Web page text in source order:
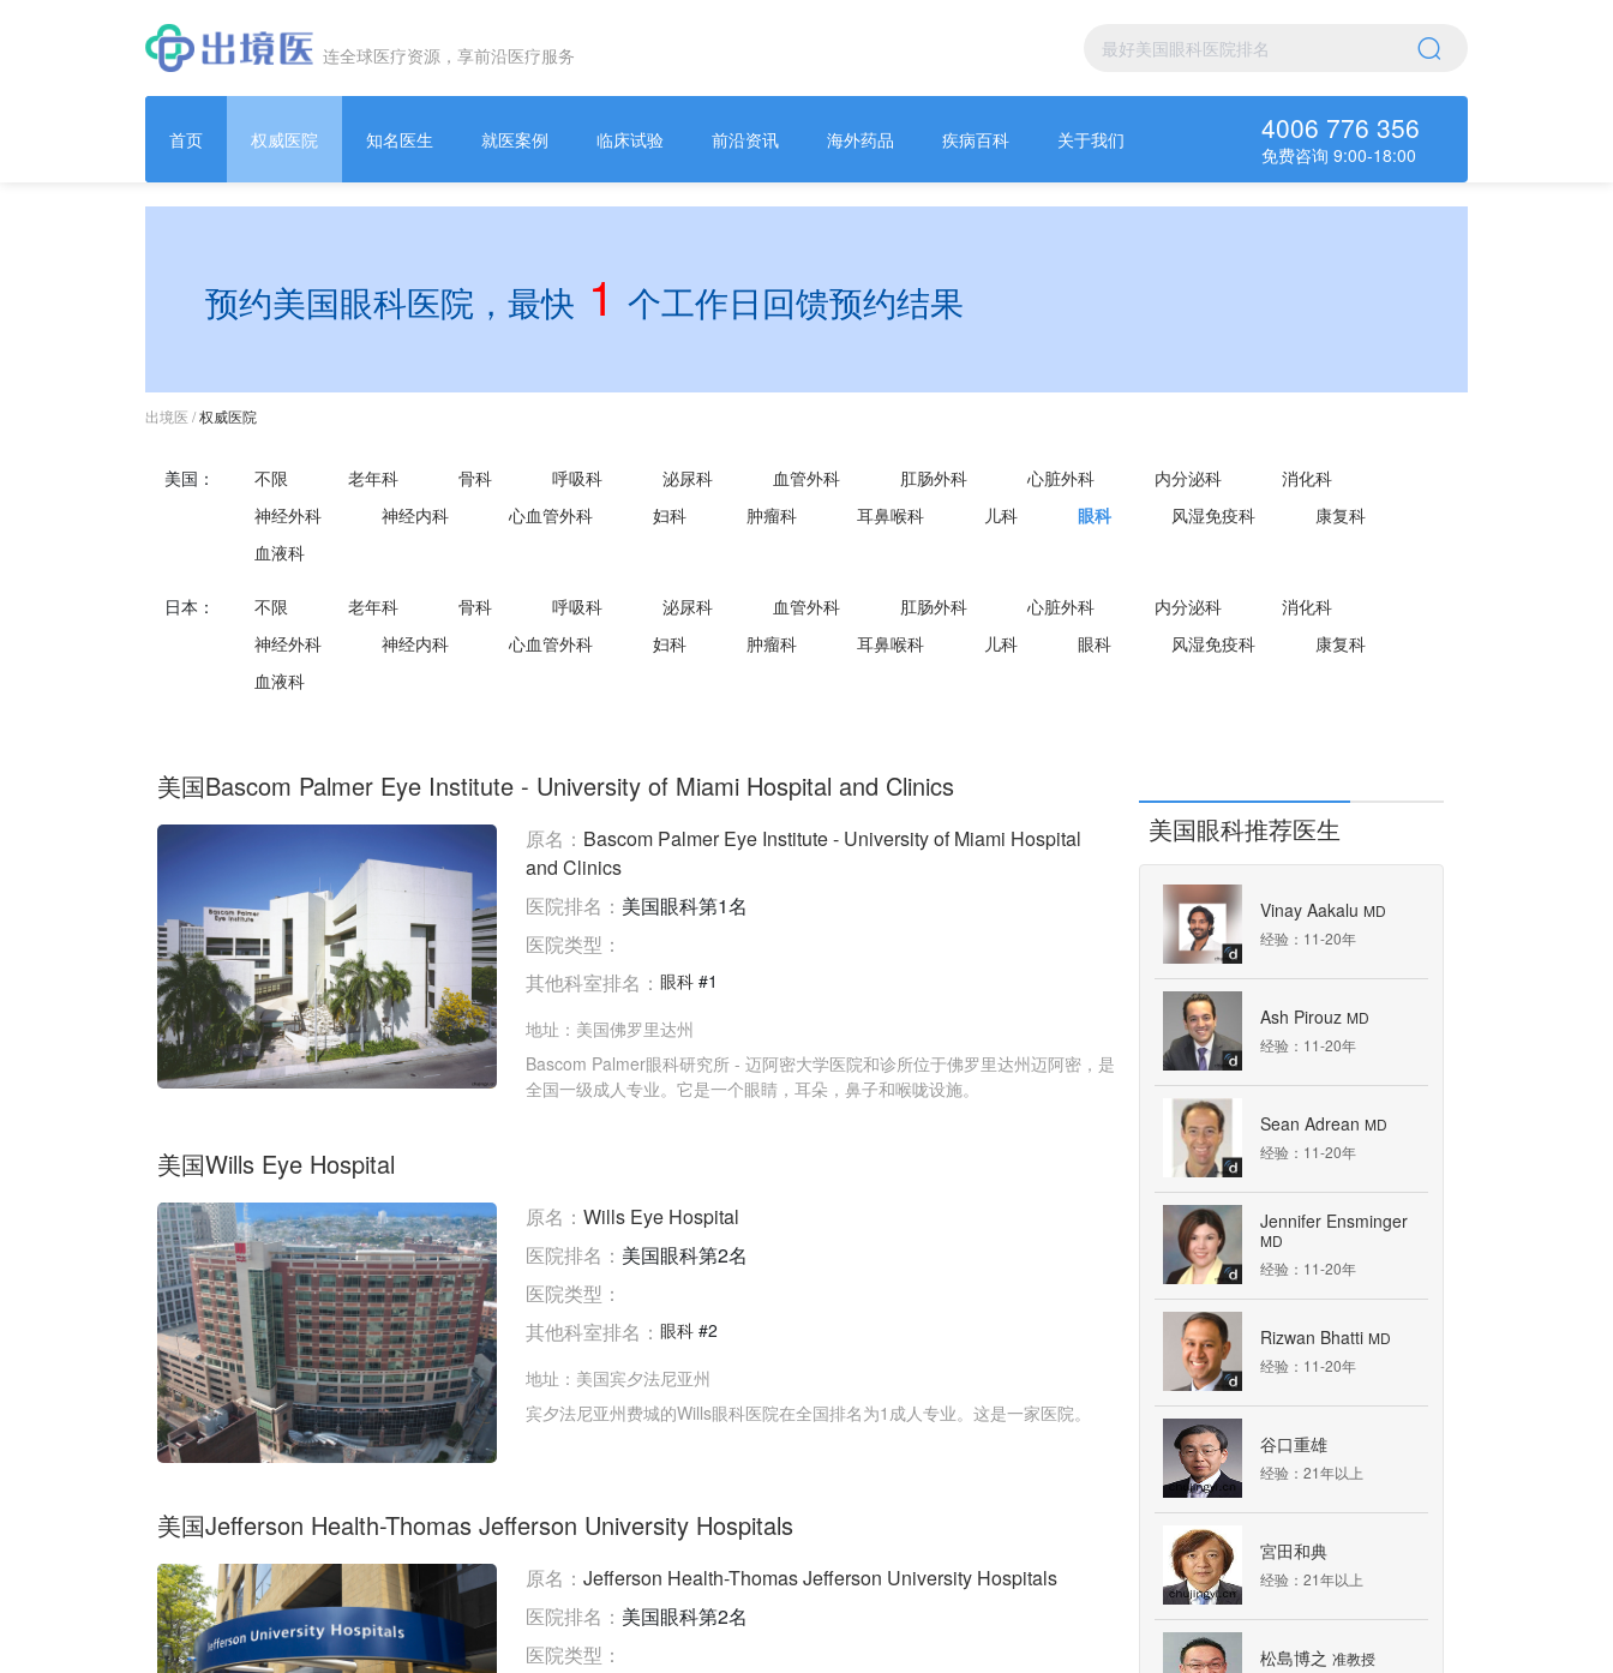
连全球医疗资源，享前沿医疗服务
首页 权威医院 知名医生 就医案例 临床试验 前沿资讯 海外药品 疾病百科 关于我们 4006 776 356
免费咨询 9:00-18:00
预约美国眼科医院，最快 1 个工作日回馈预约结果
出境医 /权威医院
美国： 不限 老年科 骨科 呼吸科 泌尿科 血管外科 肛肠外科 心脏外科 内分泌科
消化科
神经外科
神经内科 心血管外科 妇科 肿瘤科 耳鼻喉科 儿科 眼科 风湿免疫科
康复科
血液科
日本： 不限 老年科 骨科 呼吸科 泌尿科 血管外科 肛肠外科 心脏外科 内分泌科
消化科
神经外科
神经内科 心血管外科 妇科 肿瘤科 耳鼻喉科 儿科 眼科 风湿免疫科
康复科
血液科
美国Bascom Palmer Eye Institute - University of Miami Hospital and Clinics
原名： Bascom Palmer Eye Institute - University of Miami Hospital
and Clinics
医院排名： 美国眼科第1名
医院类型：
其他科室排名： 眼科 #1
地址： 美国佛罗里达州
Bascom Palmer眼科研究所 - 迈阿密大学医院和诊所位于佛罗里达州迈阿密，是
全国一级成人专业。它是一个眼睛，耳朵，鼻子和喉咙设施。
美国Wills Eye Hospital
原名： Wills Eye Hospital
医院排名： 美国眼科第2名
医院类型：
其他科室排名： 眼科 #2
地址： 美国宾夕法尼亚州
宾夕法尼亚州费城的Wills眼科医院在全国排名为1成人专业。这是一家医院。
美国Jefferson Health-Thomas Jefferson University Hospitals
原名： Jefferson Health-Thomas Jefferson University Hospitals
医院排名： 美国眼科第2名
医院类型：
美国眼科推荐医生
Vinay Aakalu MD
经验：11-20年
Ash Pirouz MD
经验：11-20年
Sean Adrean MD
经验：11-20年
Jennifer Ensminger
MD
经验：11-20年
Rizwan Bhatti MD
经验：11-20年
谷口重雄
经验：21年以上
宮田和典
经验：21年以上
松島博之 准教授